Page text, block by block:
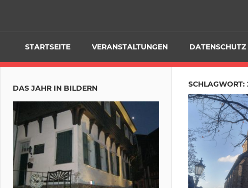
STARTSEITE VERANSTALTUNGEN DATENSCHUTZ
SCHLAGWORT:
DAS JAHR IN BILDERN